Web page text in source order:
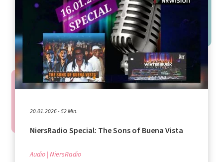
20.01.2026 - 52 Min.
NiersRadio Special: The Sons of Buena Vista
Audio NiersRadio